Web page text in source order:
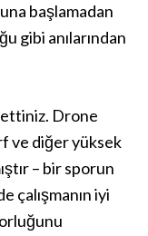
başlamadan
gibi anılarından
Drone
ve diğer yüksek
– bir sporun
çalışmanın iyi